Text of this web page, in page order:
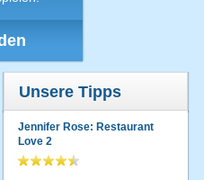
Unsere Tipps
Jennifer Rose: Restaurant
Love 2